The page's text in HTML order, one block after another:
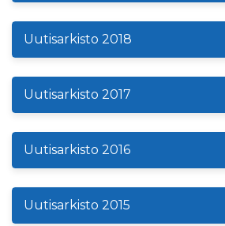
Uutisarkisto 2018
Uutisarkisto 2017
Uutisarkisto 2016
Uutisarkisto 2015